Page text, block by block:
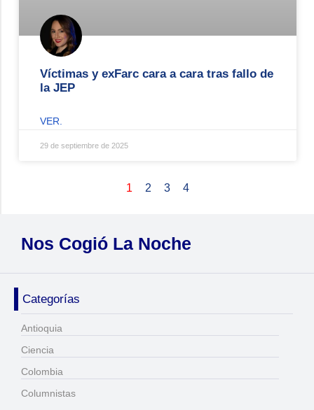
Víctimas y exFarc cara a cara tras fallo de
la JEP
VER.
29 de septiembre de 2025
1 2 3 4
Nos Cogió La Noche
Categorías
Antioquia
Ciencia
Colombia
Columnistas